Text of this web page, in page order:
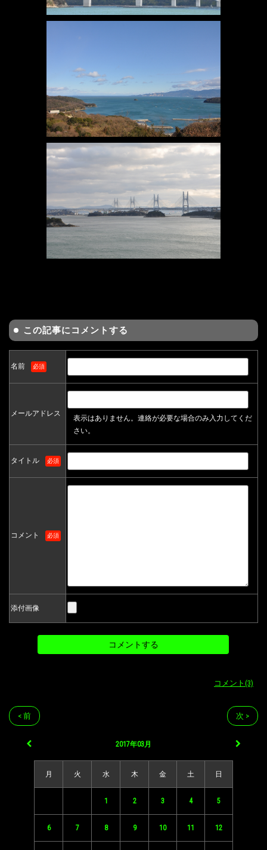
この記事にコメントする
名前 必須
メールアドレス
表示はありません。連絡が必要な場合のみ入力してくだ
さい。
タイトル 必須
コメント 必須
添付画像
コメント(3)
< 前 次 >
2017年03月
月 火 水 木 金 土 日
1 2 3 4 5
6 7 8 9 10 11 12